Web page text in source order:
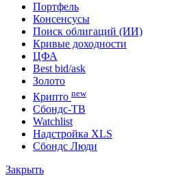
Портфель
Консенсусы
Поиск облигаций (ИИ)
Кривые доходности
ЦФА
Best bid/ask
Золото
Крипто new
Сбондс-ТВ
Watchlist
Надстройка XLS
Сбондс Люди
Закрыть